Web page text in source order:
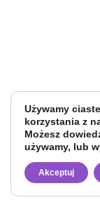
Używamy
korzystania z
Możesz
używamy, lub
Akceptuj